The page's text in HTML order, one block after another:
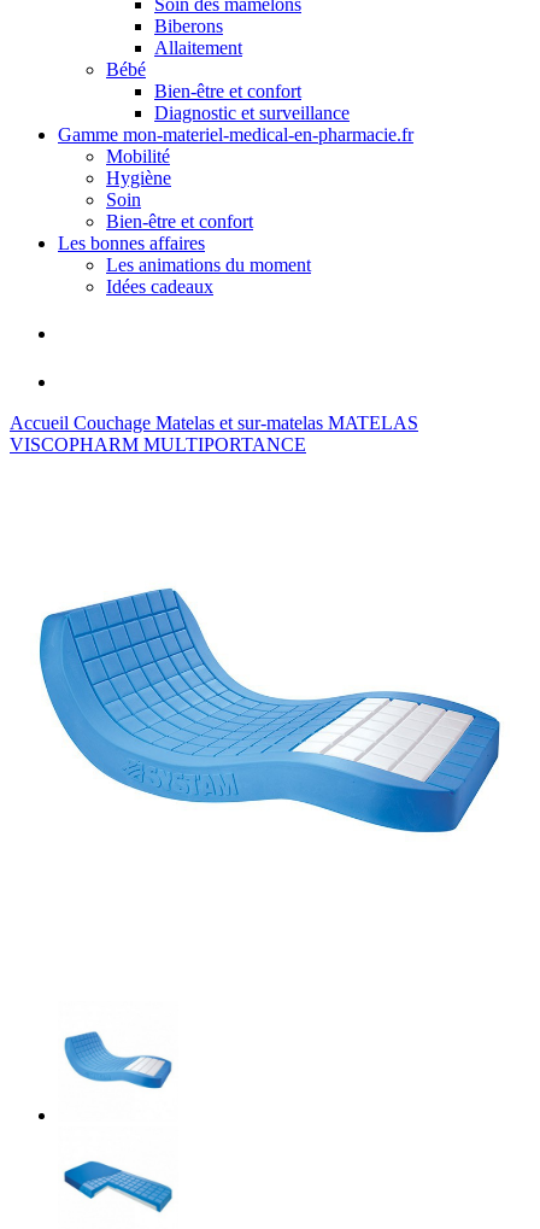
Soin des mamelons
Biberons
Allaitement
Bébé
Bien-être et confort
Diagnostic et surveillance
Gamme mon-materiel-medical-en-pharmacie.fr
Mobilité
Hygiène
Soin
Bien-être et confort
Les bonnes affaires
Les animations du moment
Idées cadeaux
Accueil Couchage Matelas et sur-matelas MATELAS
VISCOPHARM MULTIPORTANCE